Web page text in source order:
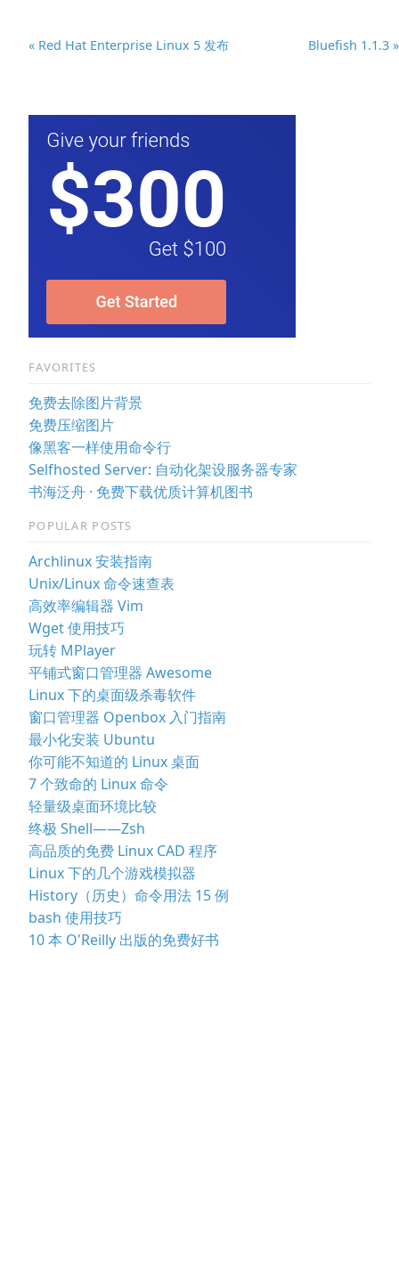
« Red Hat Enterprise Linux 5 发布 Bluefish 1.1.3 »
FAVORITES
免费去除图片背景
免费压缩图片
像黑客一样使用命令行
Selfhosted Server: 自动化架设服务器专家
书海泛舟 · 免费下载优质计算机图书
POPULAR POSTS
Archlinux 安装指南
Unix/Linux 命令速查表
高效率编辑器 Vim
Wget 使用技巧
玩转 MPlayer
平铺式窗口管理器 Awesome
Linux 下的桌面级杀毒软件
窗口管理器 Openbox 入门指南
最小化安装 Ubuntu
你可能不知道的 Linux 桌面
7 个致命的 Linux 命令
轻量级桌面环境比较
终极 Shell——Zsh
高品质的免费 Linux CAD 程序
Linux 下的几个游戏模拟器
History（历史）命令用法 15 例
bash 使用技巧
10 本 O'Reilly 出版的免费好书